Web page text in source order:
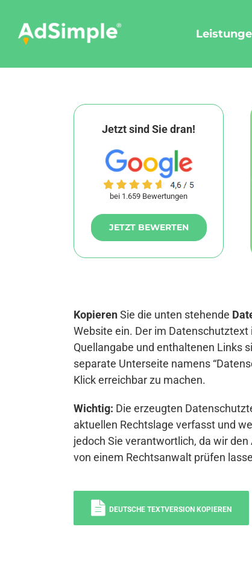
content
Jetzt sind Sie dran!
bei 1.659 Bewertungen
JETZT BEWERTEN
KopierenSie die unten stehende
Website ein. Der im
Quellangabe und enthaltenen Links
separate Unterseite namens
Klick erreichbar zu machen.
Wichtig: Die erzeugten
aktuellen Rechtslage verfasst und
jedoch Sie verantwortlich, da wir
von einem Rechtsanwalt prüfen
DEUTSCHE TEXTVERSION KOPIEREN